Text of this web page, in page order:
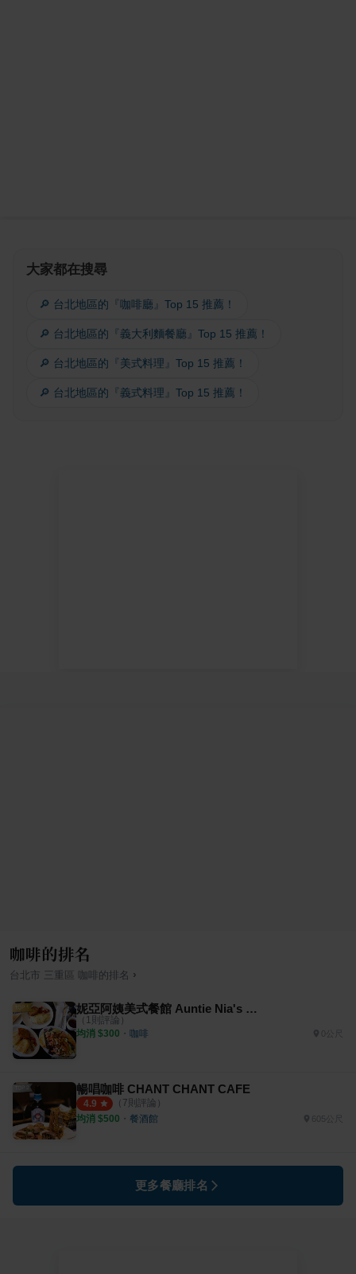
大家都在搜尋
🔎 台北地區的『咖啡廳』Top 15 推薦！
🔎 台北地區的『義大利麵餐廳』Top 15 推薦！
🔎 台北地區的『美式料理』Top 15 推薦！
🔎 台北地區的『義式料理』Top 15 推薦！
咖啡的排名
台北市 三重區 咖啡 的排名 ›
妮亞阿姨美式餐館 Auntie Nia's Cafe' American
（ 1 則評論）
均消 $300 ・ 咖啡
暢唱咖啡 CHANT CHANT CAFE
4.9 （ 7則評論）
均消 $500 ・ 餐酒館 605公尺
更多餐廳排名